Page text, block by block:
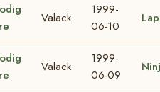
Valack
1999-
06-10
Valack
1999-
06-09